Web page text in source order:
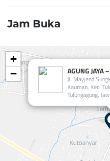
Jam Buka
AGUNG JAYA
Jl. Mayjend
Kauman, Kec.
Tulungagung,
+
−